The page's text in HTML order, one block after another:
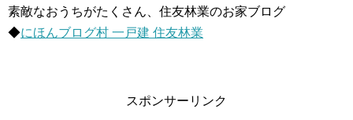
素敵なおうちがたくさん、住友林業のお家ブログ
◆にほんブログ村 一戸建 住友林業
スポンサーリンク